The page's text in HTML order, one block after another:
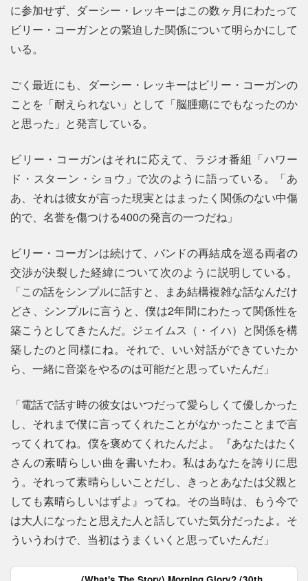
に参加せず、ダーシー・レッキーはこの数ヶ月にわたって
ビリー・コーガンとの緊迫した関係について明らかにして
いる。
ごく最近にも、ダーシー・レッキーはビリー・コーガンの
ことを「耐えられない」として「脳腫瘍にでもなったのか
と思った」と発言している。
ビリー・コーガンはそれに応えて、ラジオ番組「ハワー
ド・スターン・ショウ」で次のように語っている。「あ
あ、それは彼女が言った現実とはまったく関係のない中傷
的で、名誉を傷つける400の発言の一つだね」
ビリー・コーガンは続けて、バンドの再結成を巡る両者の
交渉が決裂した経緯について次のように説明している。
「この話をシンプルに話すと、まあ結構複雑な話なんだけ
どさ、シンプルに言うと、僕は2年間にわたって関係性を
築こうとしてきたんだ。ジェイムス（・イハ）と関係を構
築したのと同様にね。それで、いい対話ができていたか
ら、一緒に音楽をやるのは可能だと思っていたんだ」
「電話で話す時の彼女はいつだって愛らしくて優しかった
し、それまで僕に言ってくれたことがなかったことまで言
ってくれてね。僕を褒めてくれたんだよ。『あなたはたく
さんの素晴らしい曲を書いたわ。私はあなたを誇りに思
う。それって素晴らしいことだし、きっとあなたは父親と
しても素晴らしいはずよ』ってね。その当時は、もう今で
は大人になったと思えた人と話していた気分だったよ。そ
ういうわけで、当初はうまくいくと思っていたんだ」